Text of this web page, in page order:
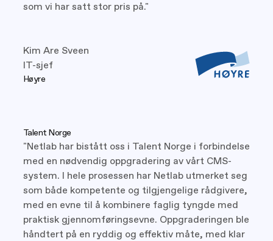
som vi har satt stor pris på."
Kim Are Sveen
IT-sjef
Høyre
Talent Norge
"Netlab har bistått oss i Talent Norge i forbindelse
med en nødvendig oppgradering av vårt CMS-
system. I hele prosessen har Netlab utmerket seg
som både kompetente og tilgjengelige rådgivere,
med en evne til å kombinere faglig tyngde med
praktisk gjennomføringsevne. Oppgraderingen ble
håndtert på en ryddig og effektiv måte, med klar